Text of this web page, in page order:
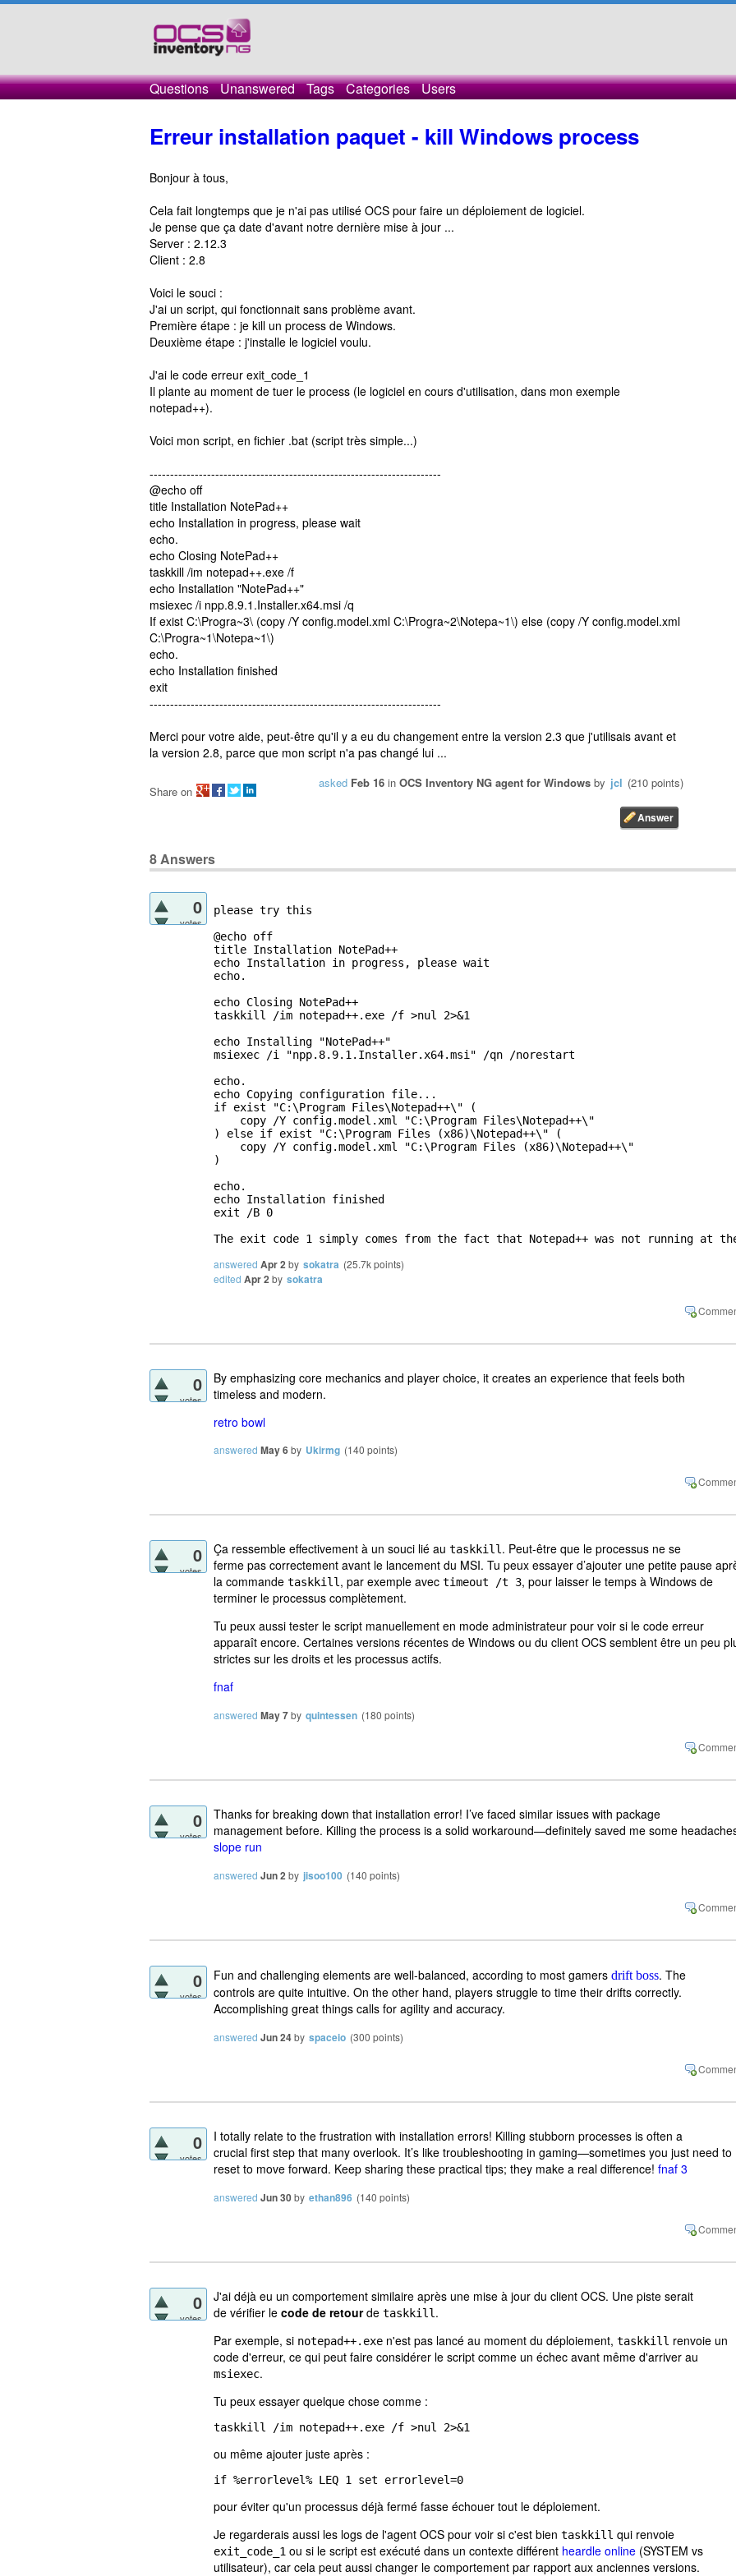
Questions Unanswered Tags Categories Users
Erreur installation paquet - kill Windows process
Bonjour à tous,
Cela fait longtemps que je n'ai pas utilisé OCS pour faire un déploiement de logiciel.
Je pense que ça date d'avant notre dernière mise à jour ...
Server : 2.12.3
Client : 2.8
Voici le souci :
J'ai un script, qui fonctionnait sans problème avant.
Première étape : je kill un process de Windows.
Deuxième étape : j'installe le logiciel voulu.
J'ai le code erreur exit_code_1
Il plante au moment de tuer le process (le logiciel en cours d'utilisation, dans mon exemple
notepad++).
Voici mon script, en fichier .bat (script très simple...)
-----------------------------------------------------------------------
@echo off
title Installation NotePad++
echo Installation in progress, please wait
echo.
echo Closing NotePad++
taskkill /im notepad++.exe /f
echo Installation "NotePad++"
msiexec /i npp.8.9.1.Installer.x64.msi /q
If exist C:\Progra~3\ (copy /Y config.model.xml C:\Progra~2\Notepa~1\) else (copy /Y config.model.xml
C:\Progra~1\Notepa~1\)
echo.
echo Installation finished
exit
-----------------------------------------------------------------------
Merci pour votre aide, peut-être qu'il y a eu du changement entre la version 2.3 que j'utilisais avant et
la version 2.8, parce que mon script n'a pas changé lui ...
asked Feb 16 in OCS Inventory NG agent for Windows by jcl (210 points)
Share on
8Answers
0
votes
please try this
@echo off
title Installation NotePad++
echo Installation in progress, please wait
echo.
echo Closing NotePad++
taskkill /im notepad++.exe /f >nul 2>&1
echo Installing "NotePad++"
msiexec /i "npp.8.9.1.Installer.x64.msi" /qn /norestart
echo.
echo Copying configuration file...
if exist "C:\Program Files\Notepad++\" (
    copy /Y config.model.xml "C:\Program Files\Notepad++\"
) else if exist "C:\Program Files (x86)\Notepad++\" (
    copy /Y config.model.xml "C:\Program Files (x86)\Notepad++\"
)
echo.
echo Installation finished
exit /B 0
The exit code 1 simply comes from the fact that Notepad++ was not running at
answered Apr 2by sokatra (25.7kpoints)
edited Apr 2by sokatra
0
votes
By emphasizing core mechanics and player choice, it creates an experience that feels both
timeless and modern.
retro bowl
answered May 6by Ukirmg (140 points)
0
votes
Ça ressemble effectivement à un souci lié au taskkill. Peut-être que le processus ne se
ferme pas correctement avant le lancement du MSI. Tu peux essayer d’ajouter une petite pause
la commande taskkill, par exemple avec timeout /t 3, pour laisser le temps à Windows de
terminer le processus complètement.
Tu peux aussi tester le script manuellement en mode administrateur pour voir si le code erreur
apparaît encore. Certaines versions récentes de Windows ou du client OCS semblent être un peu
strictes sur les droits et les processus actifs.
fnaf
answered May 7by quintessen (180 points)
0
votes
Thanks for breaking down that installation error! I’ve faced similar issues with package
management before. Killing the process is a solid workaround—definitely saved me some
slope run
answered Jun 2by jisoo100 (140 points)
0
votes
Fun and challenging elements are well-balanced, according to most gamers drift boss. The
controls are quite intuitive. On the other hand, players struggle to time their drifts correctly.
Accomplishing great things calls for agility and accuracy.
answered Jun 24by spaceio (300 points)
0
votes
I totally relate to the frustration with installation errors! Killing stubborn processes is often a
crucial first step that many overlook. It’s like troubleshooting in gaming—sometimes you just need to
reset to move forward. Keep sharing these practical tips; they make a real difference! fnaf 3
answered Jun 30by ethan896 (140 points)
0
votes
J'ai déjà eu un comportement similaire après une mise à jour du client OCS. Une piste serait
de vérifier le code de retourde taskkill .
Par exemple, si notepad++.exe n'est pas lancé au moment du déploiement, taskkill renvoie un
code d'erreur, ce qui peut faire considérer le script comme un échec avant même d'arriver au
msiexec.
Tu peux essayer quelque chose comme :
taskkill /im notepad++.exe /f >nul 2>&1
ou même ajouter juste après :
if %errorlevel% LEQ 1 set errorlevel=0
pour éviter qu'un processus déjà fermé fasse échouer tout le déploiement.
Je regarderais aussi les logs de l'agent OCS pour voir si c'est bien taskkill qui renvoie
exit_code_1 ou si le script est exécuté dans un contexte différent heardle online (SYSTEM vs
utilisateur), car cela peut aussi changer le comportement par rapport aux anciennes versions.